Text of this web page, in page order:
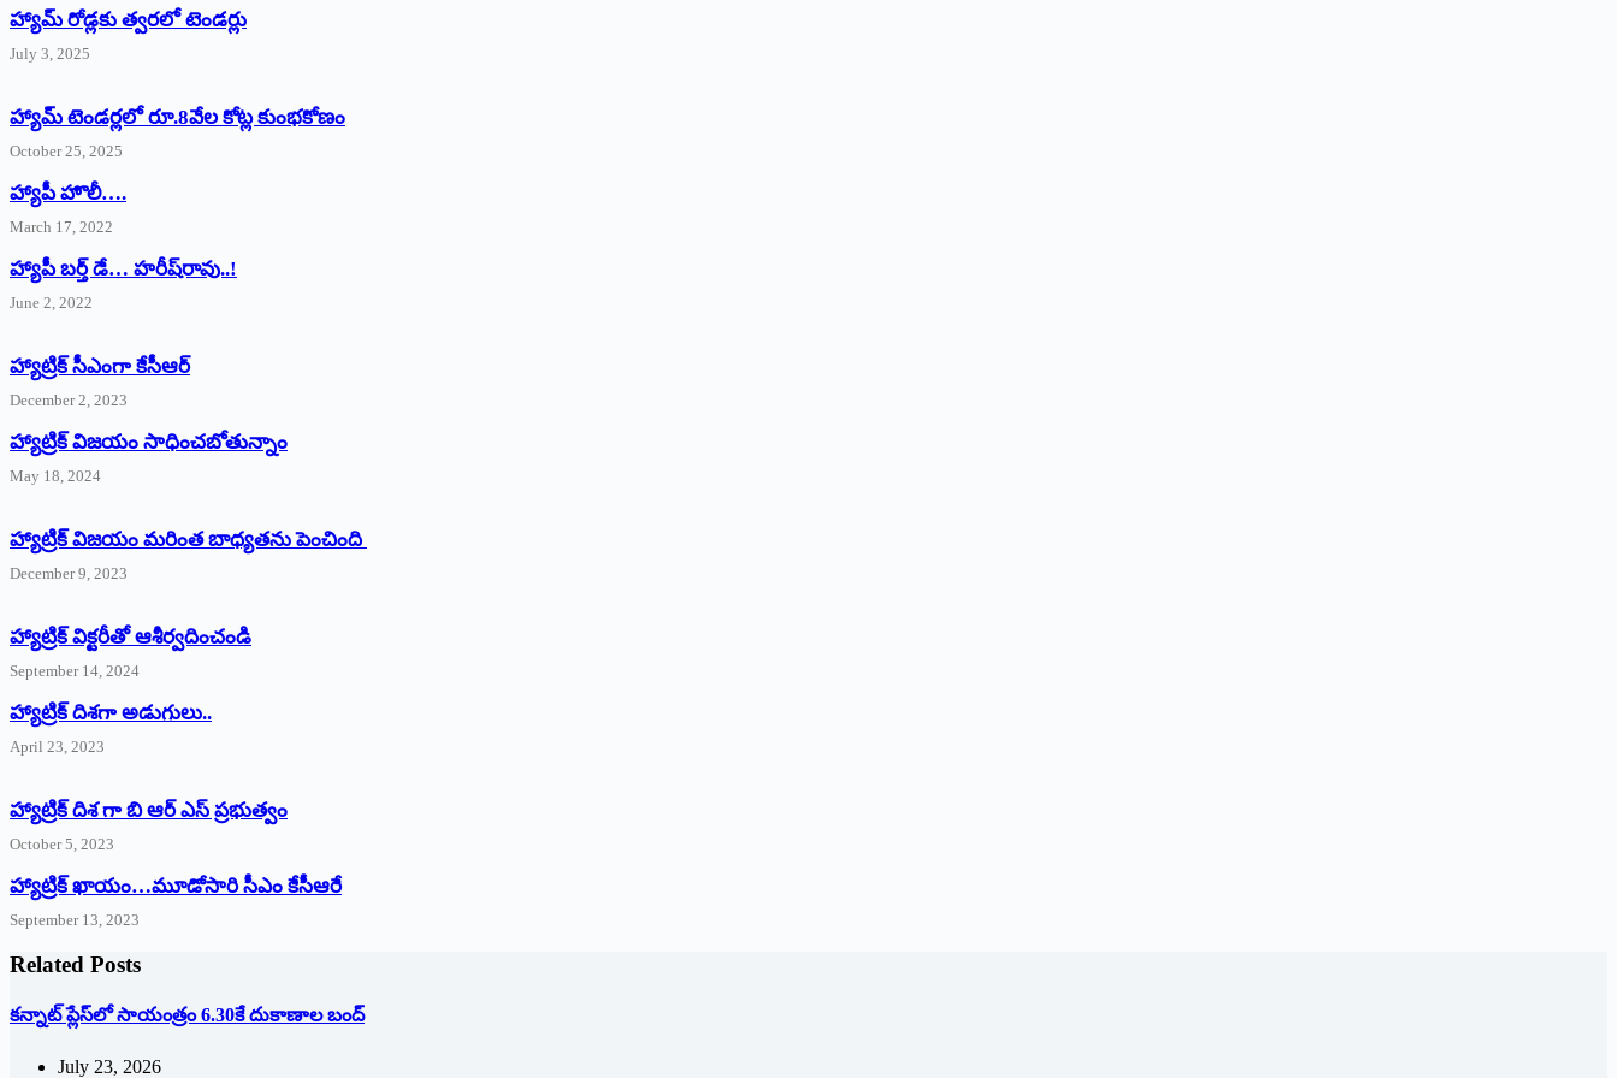
హ్యామ్‌ రోడ్లకు త్వరలో టెండర్లు
July 3, 2025
హ్యామ్‌ ‌టెండర్లలో రూ.8వేల కోట్ల కుంభకోణం
October 25, 2025
హ్యాపీ హొలీ….
March 17, 2022
హ్యాపీ బర్త్ ‌డే… హరీష్‌రావు..!
June 2, 2022
హ్యాట్రిక్‌ ‌సీఎంగా కేసీఆర్‌
December 2, 2023
హ్యాట్రిక్‌ విజయం సాధించబోతున్నాం
May 18, 2024
హ్యాట్రిక్ విజయం మరింత బాధ్యతను పెంచింది
December 9, 2023
హ్యాట్రిక్‌ ‌విక్టరీతో ఆశీర్వదించండి
September 14, 2024
‌హ్యాట్రిక్‌ ‌దిశగా అడుగులు..
April 23, 2023
హ్యాట్రిక్ దిశ గా బి ఆర్ ఎస్ ప్రభుత్వం
October 5, 2023
హ్యాట్రిక్‌ ‌ఖాయం…మూడోసారి సీఎం కేసీఆరే
September 13, 2023
Related Posts
క‌న్నాట్ ప్లేస్‌లో సాయంత్రం 6.30కే దుకాణాల బంద్‌
July 23, 2026